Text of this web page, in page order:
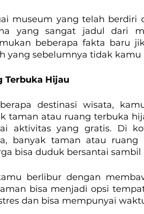
museum yang telah
yang sangat jadul dari
beberapa fakta baru
yang sebelumnya tidak kamu
Terbuka Hijau
destinasi wisata,
taman atau ruang terbuka
aktivitas yang gratis. Di
banyak taman atau
bisa duduk bersantai
berlibur dengan
bisa menjadi opsi
dan bisa mempunyai